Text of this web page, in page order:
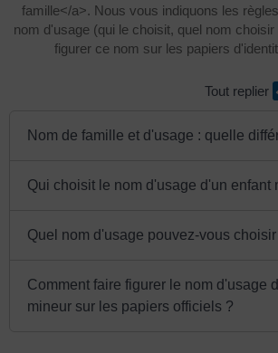
famille</a>. Nous vous indiquons les
nom d'usage (qui le choisit, quel nom
figurer ce nom sur les papiers
Tout replier
Nom de famille et d'usage : quelle
Qui choisit le nom d'usage d'un enfant
Quel nom d'usage pouvez-vous choisir
Comment faire figurer le nom d'usage
mineur sur les papiers officiels ?